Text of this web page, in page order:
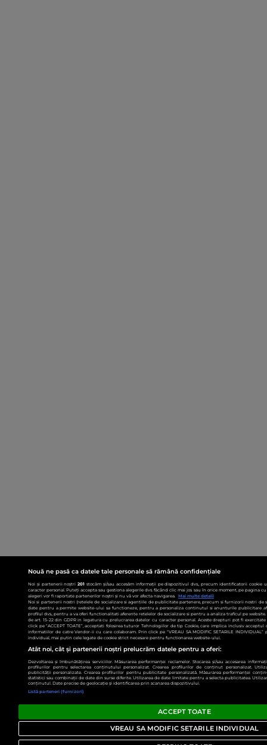
Nouă ne pasă ca datele tale personale să rămână confidențiale
Noi și partenerii noștri201 stocăm și/sau accesăm informații pe dispozitivul dvs., precum identificatorii
caracter personal. Puteți accepta sau gestiona alegerile dvs. făcând clic mai jos sau în orice moment, pe pagina
alegeri vor fi raportate partenerilor noștri și nu vă vor afecta navigarea.
Mai multe detalii
Noi si partenerii nostri (retelele de socializare si agentiile de publicitate partenere, precum si furnizorii nostri de
date pentru a permite website-ului sa functioneze, pentru a personaliza continutul si anunturile publicitare
profilul dvs., pentru a va oferi functionalitati aferente retelelor de socializare si pentru a analiza traficul pe
de art. 15-22 din GDPR in legatura cu prelucrarea datelor cu caracter personal. Aceste drepturi pot fi
click pe “ACCEPT TOATE”, acceptati folosirea tuturor Tehnologiilor de tip Cookie, care implica inclusiv acceptul
informatiilor de catre Vendor-ii cu care colaboram. Prin click pe “VREAU SA MODIFIC SETARILE
individual, mai putin cele legate de cookie strict necesare pentru functionarea website-ului.
Atât noi, cât și partenerii noștri prelucrăm datele pentru a oferi:
Dezvoltarea și îmbunătățirea serviciilor. Măsurarea performanței reclamelor. Stocarea și/sau accesarea
profilurilor pentru selectarea conținutului personalizat. Crearea profilurilor de conținut personalizat.
publicității personalizate. Crearea profilurilor pentru publicitate personalizată. Măsurarea performanței
statistici sau combinații de date din surse diferite. Utilizarea de date limitate pentru a selecta publicitatea.
conținutul. Date precise de geolocație și identificarea prin scanarea dispozitivului.
Listă parteneri (furnizori)
ACCEPT TOATE
VREAU SA MODIFIC SETARILE INDIVIDUAL